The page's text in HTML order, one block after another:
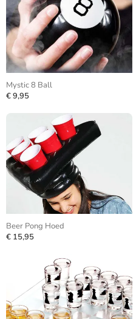
Mystic 8 Ball
€ 9,95
Beer Pong Hoed
€ 15,95